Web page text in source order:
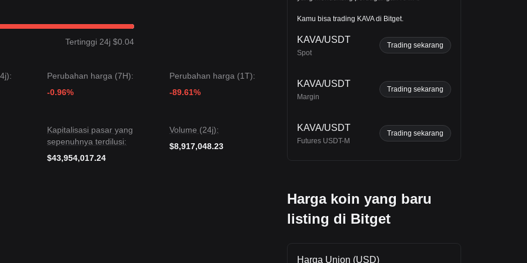
struktur hargaBerbatas Rentang (Range-bound)
bisa menjadi$0.3850
KAVA mungkin mengalami volatilitas jangka pendek atau
Tertinggi 24j $0.04
Perubahan harga (7H):
-0.96%
Perubahan harga (1T):
-89.61%
Kapitalisasi pasar yang
sepenuhnya terdilusi:
$43,954,017.24
Volume (24j):
$8,917,048.23
Kamu bisa trading KAVA di Bitget.
KAVA/USDT
Spot
Trading sekarang
KAVA/USDT
Margin
Trading sekarang
KAVA/USDT
Futures USDT-M
Trading sekarang
Harga koin yang baru
listing di Bitget
Harga Union (USD)